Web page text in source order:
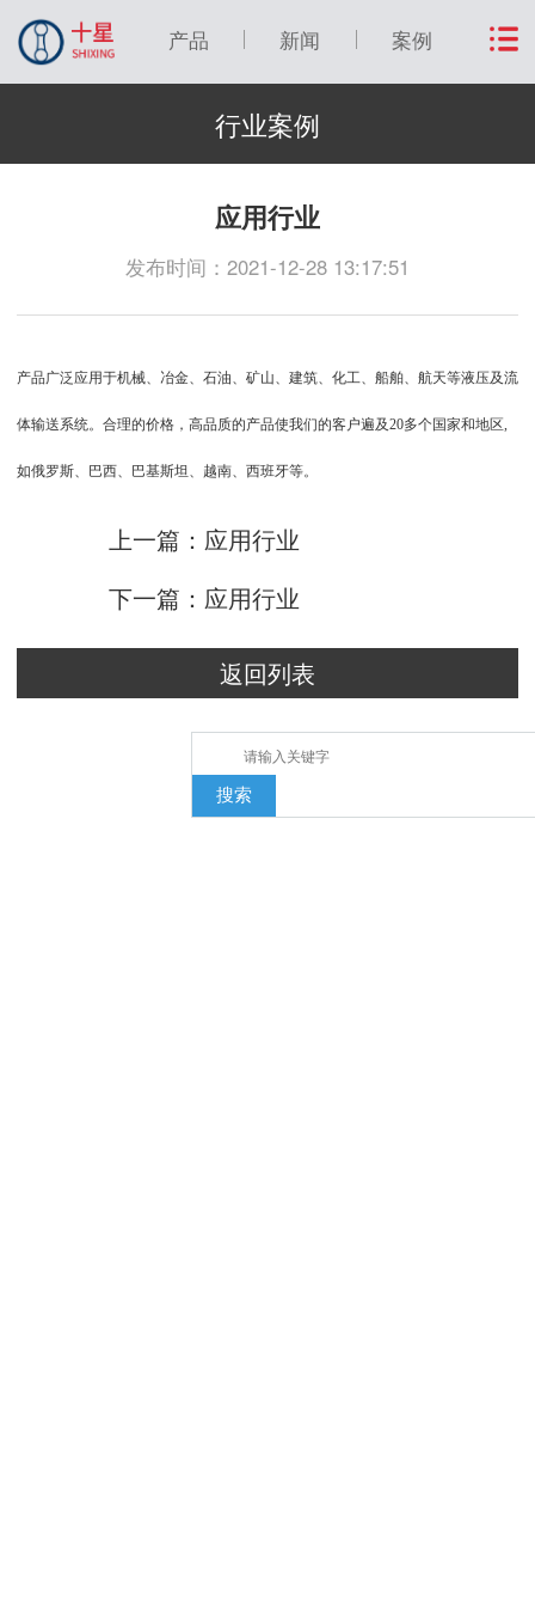
产品 新闻 案例
行业案例
应用行业
发布时间：2021-12-28 13:17:51
产品广泛应用于机械、冶金、石油、矿山、建筑、化工、船舶、航天等液压及流
体输送系统。合理的价格，高品质的产品使我们的客户遍及20多个国家和地区,
如俄罗斯、巴西、巴基斯坦、越南、西班牙等。
上一篇：应用行业
下一篇：应用行业
返回列表
搜索